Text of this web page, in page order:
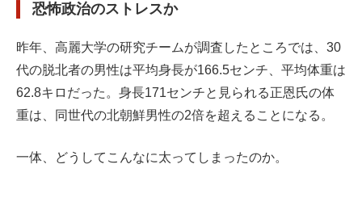
恐怖政治のストレスか
昨年、高麗大学の研究チームが調査したところでは、30
代の脱北者の男性は平均身長が166.5センチ、平均体重は
62.8キロだった。身長171センチと見られる正恩氏の体
重は、同世代の北朝鮮男性の2倍を超えることになる。
一体、どうしてこんなに太ってしまったのか。